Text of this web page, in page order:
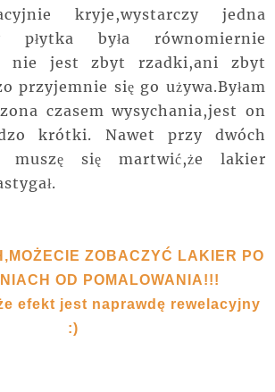
kryje,wystarczy jedna
płytka była równomiernie
nie jest zbyt rzadki,ani zbyt
przyjemnie się go używa.Byłam
czasem wysychania,jest on
krótki. Nawet przy dwóch
muszę się martwić,że lakier
ZOBACZYĆ LAKIER PO
OD POMALOWANIA!!!
efekt jest naprawdę rewelacyjny
:)